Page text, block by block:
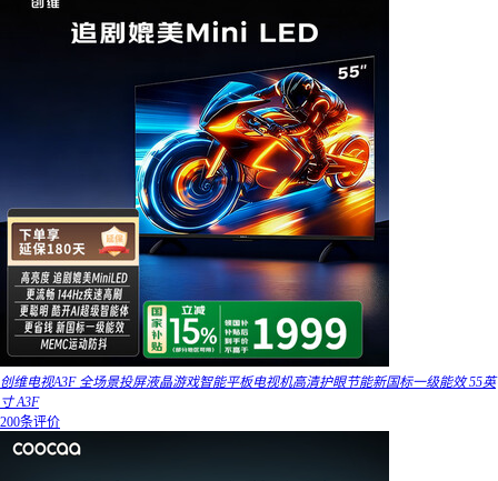
创维电视A3F 全场景投屏液晶游戏智能平板电视机高清护眼节能新国标一级能效 55英
寸 A3F
200条评价